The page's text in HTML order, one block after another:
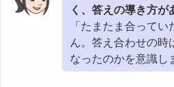
く、答えの導き方が
「たまたま合って
ん。答え合わせの時
なったのかを意識し